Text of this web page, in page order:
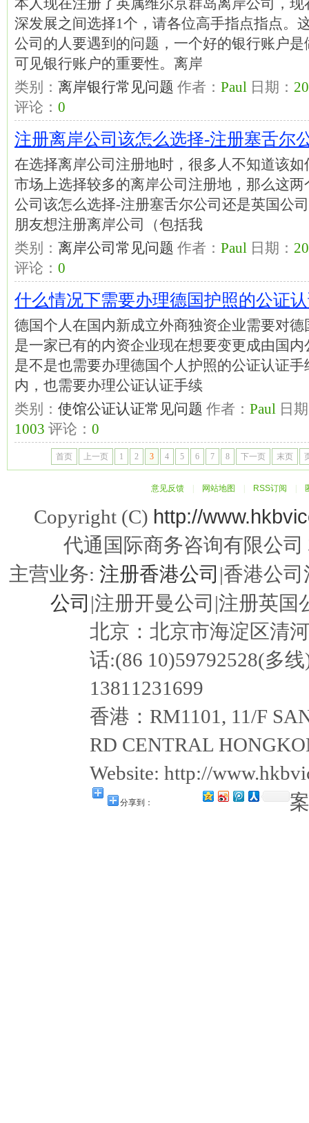
本人现在注册了英属维尔京群岛离岸公司，
深发展之间选择1个，请各位高手指点指点。
公司的人要遇到的问题，一个好的银行账户
可见银行账户的重要性。离岸
类别： 离岸银行常见问题 作者： Paul 日期：
评论： 0
注册离岸公司该怎么选择-注册塞舌尔
在选择离岸公司注册地时，很多人不知道该
市场上选择较多的离岸公司注册地，那么这
公司该怎么选择-注册塞舌尔公司还是英国公
朋友想注册离岸公司（包括我
类别： 离岸公司常见问题 作者： Paul 日期：
评论： 0
什么情况下需要办理德国护照的公证
德国个人在国内新成立外商独资企业需要对
是一家已有的内资企业现在想要变更成由国
是不是也需要办理德国个人护照的公证认证
内，也需要办理公证认证手续
类别： 使馆公证认证常见问题 作者： Paul 日
1003 评论： 0
首页 上一页 1 2 3 4 5 6 7 8 下一页 末页
意见反馈 网站地图 RSS订阅
Copyright (C) http://
代通国际商务咨询有限公
主营业务: 注册香港公司 |香港公
公司 |注册开曼公司|注册英
北京：北京市海淀区清
话:(86 10)59792528(多
13811231699
香港：RM1101, 11/F
RD CENTRAL
Website: http://
分享到：